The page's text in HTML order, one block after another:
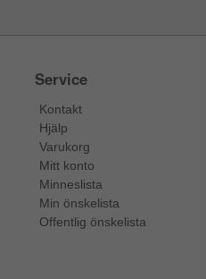
Service
Kontakt
Hjälp
Varukorg
Mitt konto
Minneslista
Min önskelista
Offentlig önskelista